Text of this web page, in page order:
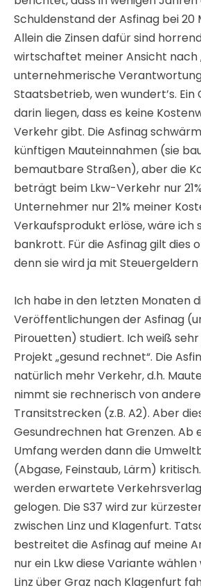
Ich habe in den letzten Monaten
Veröffentlichungen der Asfinag
Pirouetten) studiert. Ich weiß sehr
Projekt „gesund rechnet“. Die
natürlich mehr Verkehr, d.h.
nimmt sie rechnerisch von
Transitstrecken (z.B. A2). Aber
Gesundrechnen hat Grenzen. Ab
Umfang werden dann die
(Abgase, Feinstaub, Lärm) kritisch.
werden erwartete
gelogen. Die S37 wird zur
zwischen Linz und Klagenfurt.
nur ein Lkw diese Variante wählen
Linz über Graz nach Klagenfurt
schwachsinnig wie diese Herren
schwachsinnig ist auch die Firma.
Wenn sich nach einer
Bevölkerung über den
entrüstet, dann wird dieser
Veröffentlichung einfach weg
Ruhe. Für mich unverständlich ist
sich die Asfinag bei einem Projekt
Größenordnung „selbst prüft“.
Ergebnis verraten? Richtig, die
richtig, und so wie es geplant ist,
Wenn man in Gegenden